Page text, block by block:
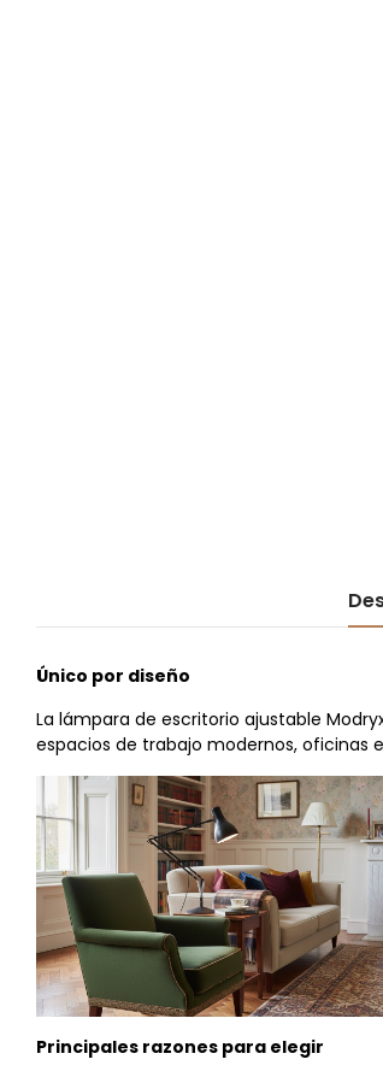
Único por diseño
La lámpara de escritorio ajustable
espacios de trabajo modernos, oficinas
Principales razones para elegir